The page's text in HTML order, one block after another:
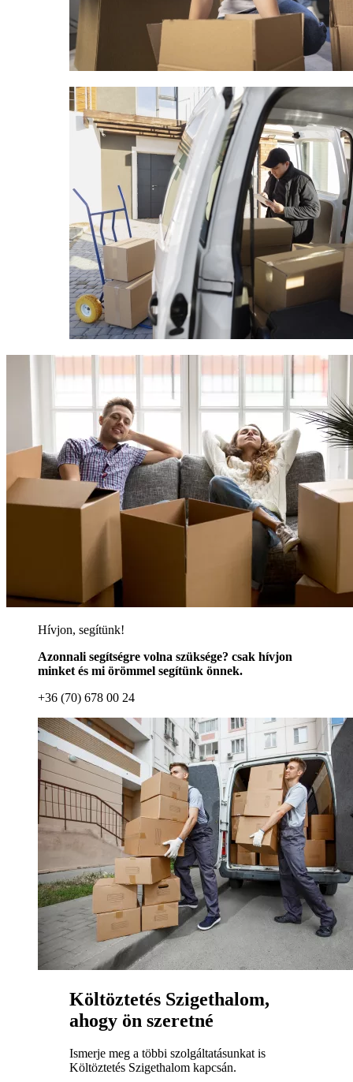
Hívjon, segítünk!
Azonnali segítségre volna szüksége? csak hívjon
minket és mi örömmel segítünk önnek.
+36 (70) 678 00 24
Költöztetés Szigethalom,
ahogy ön szeretné
Ismerje meg a többi szolgáltatásunkat is
Költöztetés Szigethalom kapcsán.